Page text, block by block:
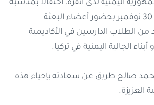
اليمنية لدى أنقرة، احتفالا بمناسبة
الذكرى الـ56 لثورة 30 نوفمبر بحضور أعضاء البعثة
من الطلاب الدارسين في الأكاديمية
الجالية اليمنية في تركيا.
صالح طريق عن سعادته بإحياء هذه
العزيزة.